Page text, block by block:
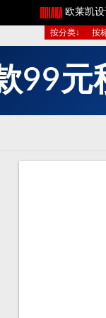
欧莱凯设
按分类↓
按
99元